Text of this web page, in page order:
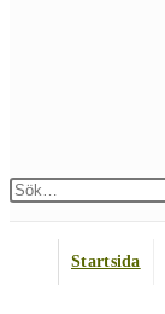
Startsida